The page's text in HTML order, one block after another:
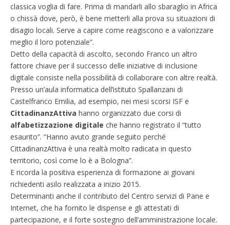
classica voglia di fare. Prima di mandarli allo sbaraglio in Africa
o chissà dove, però, è bene metterli alla prova su situazioni di
disagio locali. Serve a capire come reagiscono e a valorizzare
meglio il loro potenziale”.
Detto della capacità di ascolto, secondo Franco un altro
fattore chiave per il successo delle iniziative di inclusione
digitale consiste nella possibilità di collaborare con altre realtà.
Presso un’aula informatica dell’istituto Spallanzani di
Castelfranco Emilia, ad esempio, nei mesi scorsi ISF e
CittadinanzAttiva hanno organizzato due corsi di
alfabetizzazione digitale che hanno registrato il “tutto
esaurito”. “Hanno avuto grande seguito perché
CittadinanzAttiva è una realtà molto radicata in questo
territorio, così come lo è a Bologna”.
E ricorda la positiva esperienza di formazione ai giovani
richiedenti asilo realizzata a inizio 2015.
Determinanti anche il contributo del Centro servizi di Pane e
Internet, che ha fornito le dispense e gli attestati di
partecipazione, e il forte sostegno dell’amministrazione locale.